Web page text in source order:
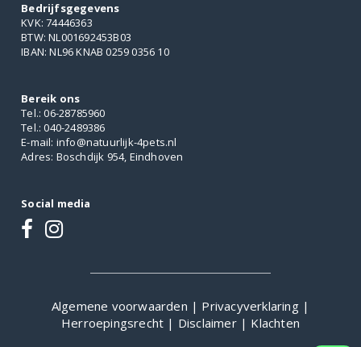
Bedrijfsgegevens
KVK: 74446363
BTW: NL001692453B03
IBAN: NL96 KNAB 0259 0356 10
Bereik ons
Tel.: 06-28785960
Tel.: 040-2489386
E-mail: info@natuurlijk-4pets.nl
Adres: Boschdijk 954, Eindhoven
Social media
Algemene voorwaarden | Privacyverklaring |
Herroepingsrecht | Disclaimer | Klachten